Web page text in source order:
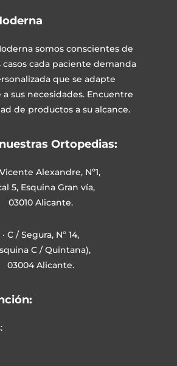
somos conscientes de
cada paciente demanda
que se adapte
sus necesidades. Encuentre
de productos a su alcance.
Ortopedias:
Vicente Alexandre, Nº1,
5, Esquina Gran vía,
03010 Alicante.
· C / Segura, Nº 14,
C / Quintana),
03004 Alicante.